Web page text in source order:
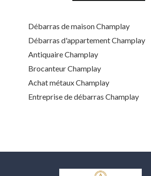
Débarras de maison Champlay
Débarras d'appartement Champlay
Antiquaire Champlay
Brocanteur Champlay
Achat métaux Champlay
Entreprise de débarras Champlay